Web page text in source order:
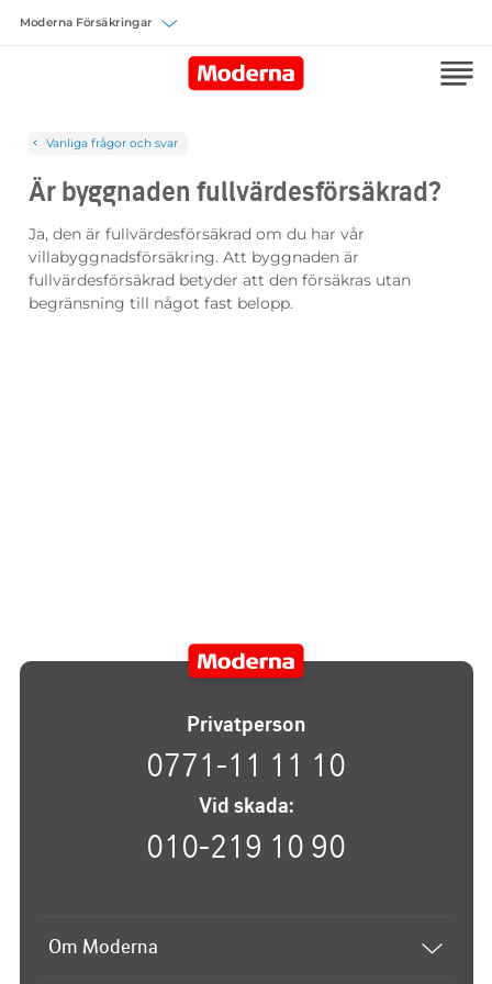
Vanliga frågor och svar
Är byggnaden fullvärdesförsäkrad?
Ja, den är fullvärdesförsäkrad om du har vår
villabyggnadsförsäkring. Att byggnaden är
fullvärdesförsäkrad betyder att den försäkras utan
begränsning till något fast belopp.
Privatperson
0771-11 11 10
Vid skada:
010-219 10 90
Om Moderna